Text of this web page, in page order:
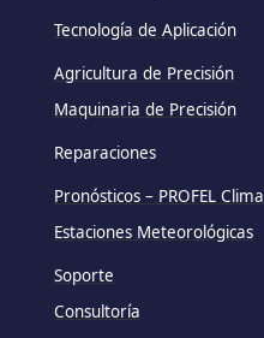
Tecnología de Aplicación
Agricultura de Precisión
Maquinaria de Precisión
Reparaciones
Pronósticos – PROFEL Clima
Estaciones Meteorológicas
Soporte
Consultoría